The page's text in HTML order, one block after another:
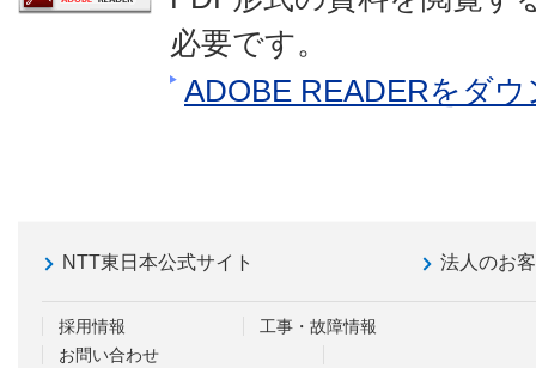
必要です。
ADOBE READERをダ
NTT東日本公式サイト 法人のお
採用情報
工事・故障情報
お問い合わせ